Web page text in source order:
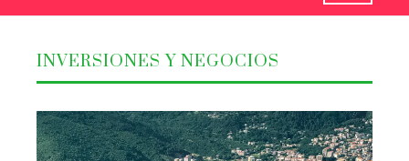
INVERSIONES Y NEGOCIOS